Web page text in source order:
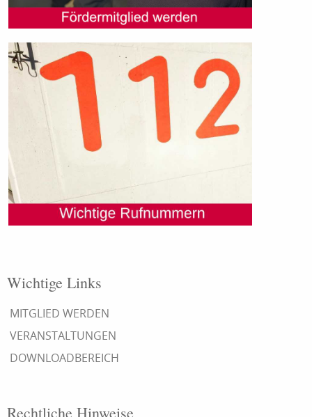
Wichtige Links
MITGLIED WERDEN
VERANSTALTUNGEN
DOWNLOADBEREICH
Rechtliche Hinweise